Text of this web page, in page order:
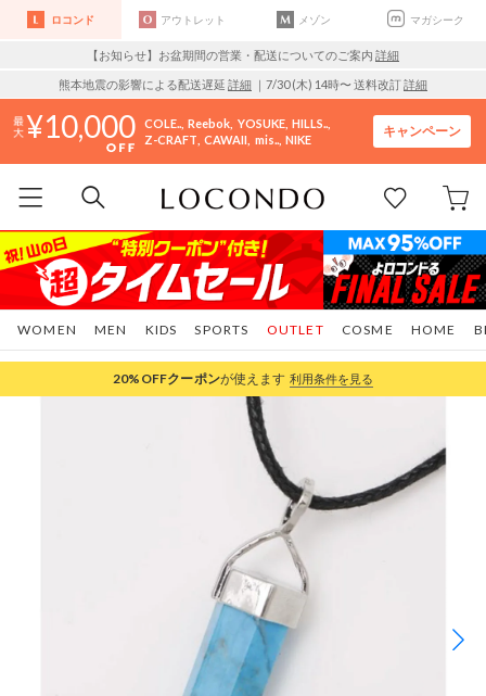
ロコンド アウトレット メゾン マガシーク
【お知らせ】お盆期間の営業・配送についてのご案内 詳細
熊本地震の影響による配送遅延 詳細 ｜7/30 (木) 14時〜 送料改訂詳細
10,000 COLE.. Reebok YOSUKE HILLS..
Z-CRAFT CAWAII mis.. NIKE
キャンペーン
WOMEN MEN KIDS SPORTS COSME HOME
OUTLET
20%OFFクーポンが使えます 利用条件を見る